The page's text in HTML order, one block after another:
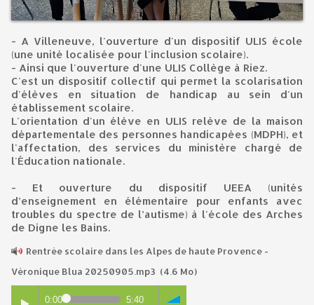
- A Villeneuve, l'ouverture d'un dispositif ULIS école
(une unité localisée pour l'inclusion scolaire).
- Ainsi que l'ouverture d'une ULIS Collège à Riez.
C'est un dispositif collectif qui permet la scolarisation
d'élèves en situation de handicap au sein d'un
établissement scolaire.
L'orientation d'un élève en ULIS relève de la maison
départementale des personnes handicapées (MDPH), et
l'affectation, des services du ministère chargé de
l'Éducation nationale.
- Et ouverture du dispositif UEEA (unités
d’enseignement en élémentaire pour enfants avec
troubles du spectre de l’autisme) à l'école des Arches
de Digne les Bains.
Rentrée scolaire dans les Alpes de haute Provence -
Véronique Blua 20250905.mp3 (4.6 Mo)
0:00 5:40